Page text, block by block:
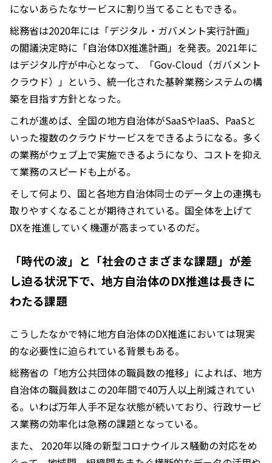
にないあらたなサービスに割り当てることもできる。
総務省は2020年には「デジタル・ガバメント実行計画」
の閣議決定時に「自治体DX推進計画」を発表。2021年に
はデジタル庁が中心となって、「Gov-Cloud（ガバメント
クラウド）」という、統一化された基幹業務システムの構
築を目指す方針となった。
これが進めば、全国の地方自治体がSaaSやIaaS、PaaSと
いった複数のクラウドサービスをできるようになる。多く
の業務がウェブ上で実施できるようになり、コストを抑え
て業務のスピードも上がる。
そして何より、国と各地方自治体同士のデータ上の連携も
取りやすくなることが期待されている。国全体を上げて
DXを推進していく機運が高まっているのだ。
「時代の波」と「社会のさまざまな課題」が差
し迫る状況下で、地方自治体のDX推進は長きに
わたる課題
こうしたなかで特に地方自治体のDX推進においては現実
的な必要性に迫られている背景もある。
総務省の「地方公共団体の職員数の推移」によれば、地方
自治体の職員数はこの20年間で40万人以上削減されてい
る。いわば万年人手不足な状態が続いており、行政サービ
ス業務の効率化は急務の課題となっている。
また、 2020年以降の新型コロナウイルス騒動の対応をめ